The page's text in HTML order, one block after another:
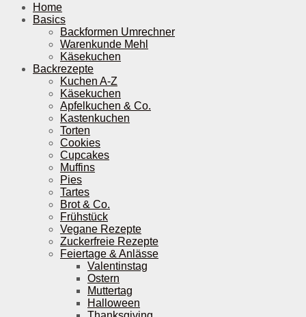
Home
Basics
Backformen Umrechner
Warenkunde Mehl
Käsekuchen
Backrezepte
Kuchen A-Z
Käsekuchen
Apfelkuchen & Co.
Kastenkuchen
Torten
Cookies
Cupcakes
Muffins
Pies
Tartes
Brot & Co.
Frühstück
Vegane Rezepte
Zuckerfreie Rezepte
Feiertage & Anlässe
Valentinstag
Ostern
Muttertag
Halloween